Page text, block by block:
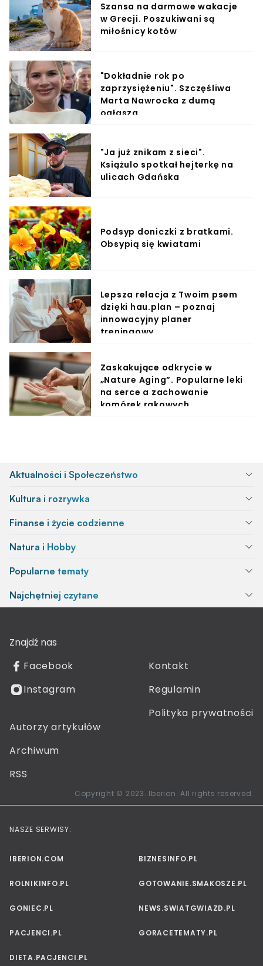
Szansa na darmowe wakacje
w Grecji. Poszukiwani są
miłośnicy kotów
"Dokładnie rok po
zaprzysiężeniu". Szczęśliwa
Marta Nawrocka z dumą
ogłasza
"Ja już znikam z sieci".
Książulo spotkał hejterkę na
ulicach Gdańska
Podsyp doniczki z bratkami.
Obsypią się kwiatami
Lepsza relacja z Twoim psem
dzięki hau.plan – poznaj
innowacyjny planer
treningowy
Zaskakujące odkrycie w
„Nature Aging”. Popularne leki
na serce a zachowanie
komórek rakowych
Aktualności i Społeczeństwo
Kultura i rozrywka
Finanse i życie codzienne
Natura i Hobby
Popularne tematy
Najchętniej czytane
Znajdź nas
Facebook
Instagram
Kontakt
Regulamin
Polityka prywatności
Autorzy artykułów
Archiwum
RSS
Copyright © 2023. Iberion. All rights reserved.
NASZE SERWISY:
IBERION.COM BIZNESINFO.PL
ROLNIKINFO.PL GOTOWANIE.SMAKOSZE.PL
GONIEC.PL NEWS.SWIATGWIAZD.PL
PACJENCI.PL GORACETEMATY.PL
DIETA.PACJENCI.PL